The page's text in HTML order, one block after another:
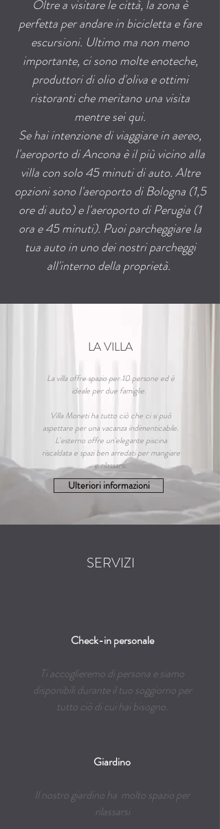
Oltre a visitare le città, la zona è
perfetta per andare in bicicletta e fare
escursioni. Ultimo ma non meno
importante, ci sono molte enoteche,
produttori di olio d'oliva e ottimi
ristoranti che meritano una visita
mentre sei qui.
Se hai intenzione di viaggiare in aereo,
l'aeroporto di Ancona è il più vicino alla
villa con solo 45 minuti di auto. Altre
opzioni sono l'aeroporto di Bologna (1,5
ore di auto) e l'aeroporto di Perugia (1
ora e 45 minuti). Puoi parcheggiare la
tua auto in uno dei nostri parcheggi
all'interno della proprietà.
LA VILLA
La villa offre spazio per 10 persone ed è
ideale per due famiglie.
Villa Moneti ha tutto ciò che ci si può
aspettare per una vacanza indimenticabile.
L'esterno offre un'elegante piscina
riscaldata e spazi ben arredati per mangiare
e rilassarsi.
Ulteriori informazioni
SERVIZI
Check-in personale
Ti accoglieremo di persona e siamo
disponibili durante il tuo soggiorno per
tutto ciò di cui hai bisogno.
Giardino
Il nostro giardino ha molto spazio per
rilassarsi